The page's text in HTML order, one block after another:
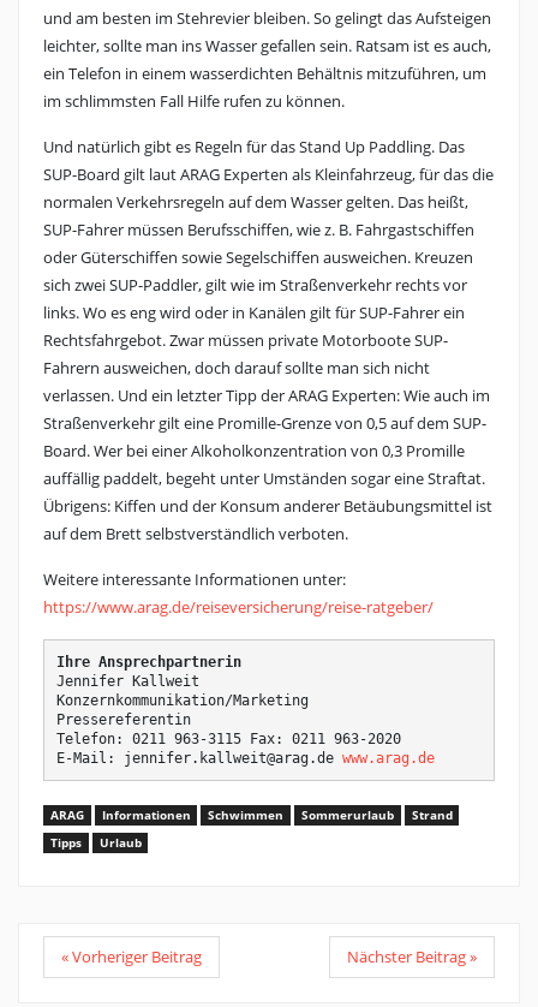
und am besten im Stehrevier bleiben. So gelingt das Aufsteigen
leichter, sollte man ins Wasser gefallen sein. Ratsam ist es auch,
ein Telefon in einem wasserdichten Behältnis mitzuführen, um
im schlimmsten Fall Hilfe rufen zu können.
Und natürlich gibt es Regeln für das Stand Up Paddling. Das
SUP-Board gilt laut ARAG Experten als Kleinfahrzeug, für das die
normalen Verkehrsregeln auf dem Wasser gelten. Das heißt,
SUP-Fahrer müssen Berufsschiffen, wie z. B. Fahrgastschiffen
oder Güterschiffen sowie Segelschiffen ausweichen. Kreuzen
sich zwei SUP-Paddler, gilt wie im Straßenverkehr rechts vor
links. Wo es eng wird oder in Kanälen gilt für SUP-Fahrer ein
Rechtsfahrgebot. Zwar müssen private Motorboote SUP-
Fahrern ausweichen, doch darauf sollte man sich nicht
verlassen. Und ein letzter Tipp der ARAG Experten: Wie auch im
Straßenverkehr gilt eine Promille-Grenze von 0,5 auf dem SUP-
Board. Wer bei einer Alkoholkonzentration von 0,3 Promille
auffällig paddelt, begeht unter Umständen sogar eine Straftat.
Übrigens: Kiffen und der Konsum anderer Betäubungsmittel ist
auf dem Brett selbstverständlich verboten.
Weitere interessante Informationen unter:
https://www.arag.de/reiseversicherung/reise-ratgeber/
Ihre Ansprechpartnerin
Jennifer Kallweit
Konzernkommunikation/Marketing
Pressereferentin
Telefon: 0211 963-3115 Fax: 0211 963-2020
E-Mail: jennifer.kallweit@arag.de www.arag.de
ARAG Informationen Schwimmen Sommerurlaub
Strand
Tipps
Urlaub
« Vorheriger Beitrag Nächster Beitrag »